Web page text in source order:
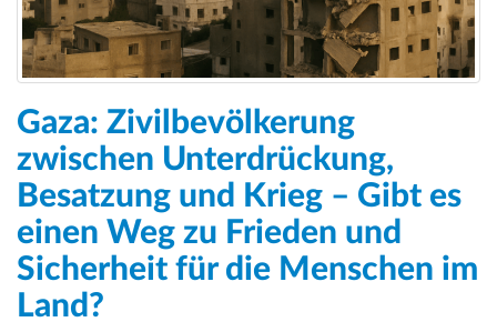
Gaza: Zivilbevölkerung
zwischen Unterdrückung,
Besatzung und Krieg – Gibt es
einen Weg zu Frieden und
Sicherheit für die Menschen im
Land?